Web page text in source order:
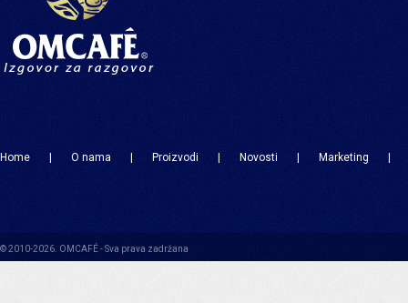
Home O nama Proizvodi Novosti Marketing
© 2010-2026. OMCAFÉ - Sva prava zadržana